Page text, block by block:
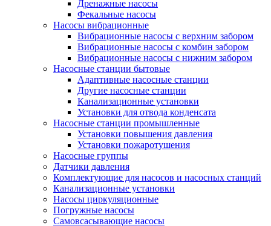
Дренажные насосы
Фекальные насосы
Насосы вибрационные
Вибрационные насосы с верхним забором
Вибрационные насосы с комбин забором
Вибрационные насосы с нижним забором
Насосные станции бытовые
Адаптивные насосные станции
Другие насосные станции
Канализационные установки
Установки для отвода конденсата
Насосные станции промышленные
Установки повышения давления
Установки пожаротушения
Насосные группы
Датчики давления
Комплектующие для насосов и насосных станций
Канализационные установки
Насосы циркуляционные
Погружные насосы
Самовсасывающие насосы